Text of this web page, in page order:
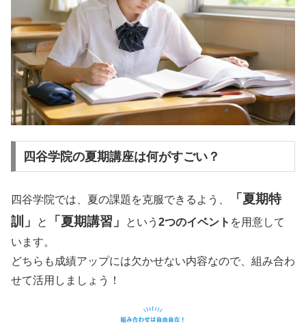
四谷学院の夏期講座は何がすごい？
四谷学院では、夏の課題を克服できるよう、
「夏期特
訓」
と 「夏期講習」 という 2つのイベント を用意して
います。
どちらも成績アップには欠かせない内容なので、組み合わ
せて活用しましょう！